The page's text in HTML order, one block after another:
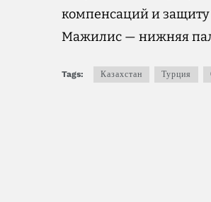
компенсаций и
Мажилис — нижняя
Tags: Казахстан Турция